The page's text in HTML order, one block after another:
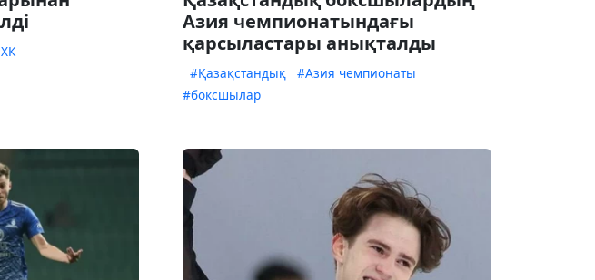
Азия чемпионатындағы
қарсыластары анықталды
#Қазақстандық
#Азия чемпионаты
#боксшылар